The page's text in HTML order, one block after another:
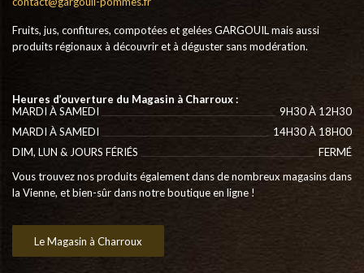
Fruits, jus, confitures, compotées et gelées GARGOUIL mais aussi
produits régionaux à découvrir et à déguster sans modération.
Heures d’ouverture du Magasin à Charroux :
MARDI À SAMEDI
9H30 À 12H30
MARDI À SAMEDI
14H30 À 18H00
DIM, LUN & JOURS FÉRIÉS
FERMÉ
Vous trouvez nos produits également dans de nombreux magasins dans
la Vienne, et bien-sûr dans notre boutique en ligne !
Le Magasin à Charroux